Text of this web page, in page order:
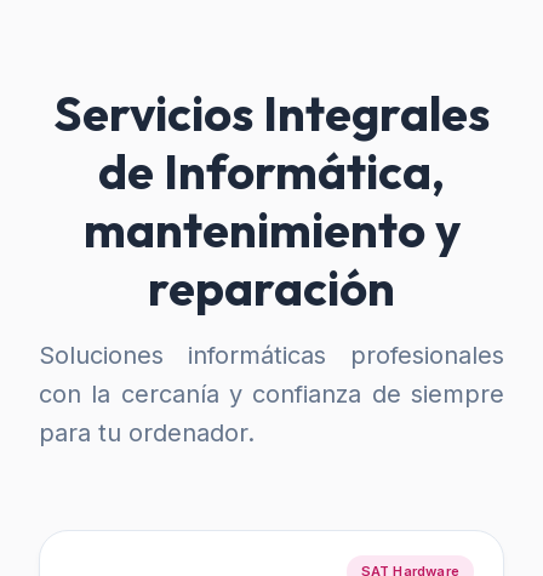
Servicios Integrales
de Informática,
mantenimiento y
reparación
Soluciones informáticas profesionales
con la cercanía y confianza de siempre
para tu ordenador.
SAT Hardware